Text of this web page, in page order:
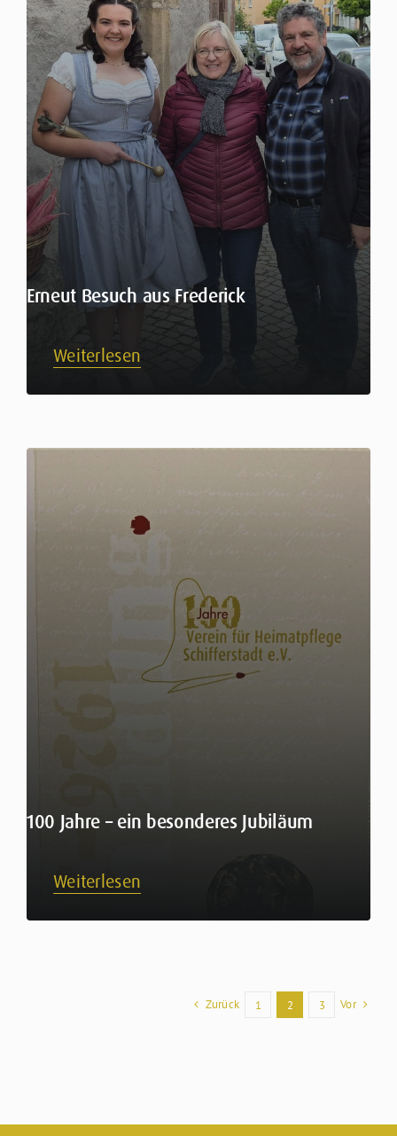
Erneut Besuch aus Frederick
Weiterlesen
100 Jahre – ein besonderes Jubiläum
Weiterlesen
Zurück 1 2 3 Vor